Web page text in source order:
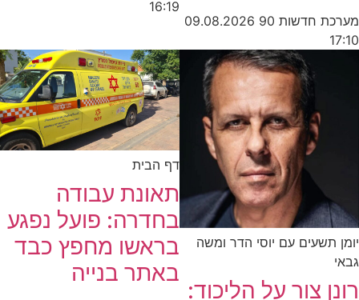
מערכת חדשות 90
09.08.2026
17:10
16:19
יומן תשעים עם יוסי הדר ומשה
גבאי
רונן צור על הליכוד:
דף הבית
תאונת עבודה
בחדרה: פועל נפגע
בראשו מחפץ כבד
באתר בנייה